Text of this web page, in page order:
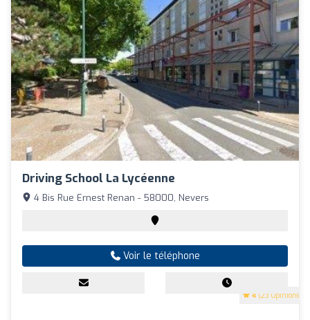
Driving School La Lycéenne
4 (23 Opinions)
4 Bis Rue Ernest Renan - 58000, Nevers
Voir le téléphone